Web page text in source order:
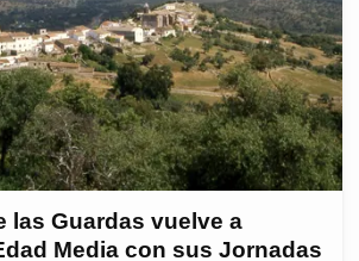
las Guardas vuelve a
Media con sus Jornadas